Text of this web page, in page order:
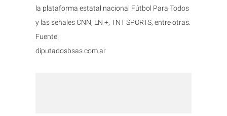
la plataforma estatal nacional Fútbol Para Todos
y las señales CNN, LN +, TNT SPORTS, entre otras.
Fuente:
diputadosbsas.com.ar